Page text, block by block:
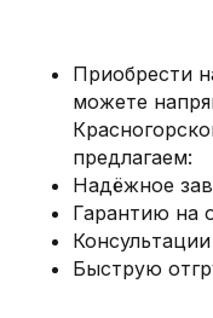
Приобрести
можете
предлагаем:
Надёжное
Гарантию на
Быструю